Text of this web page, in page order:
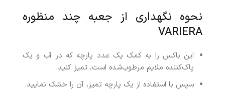
نحوه نگهداری از جعبه چند منظوره
VARIERA
این باکس را به کمک یک عدد پارچه که در آب و یک
پاک‌کننده ملایم مرطوب‌شده است، تمیز کنید.
سپس با استفاده از یک پارچه تمیز، آن را خشک نمایید.